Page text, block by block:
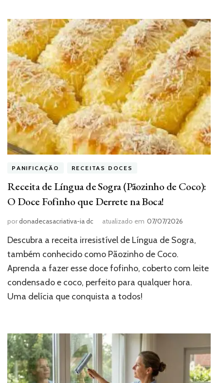
PANIFICAÇÃO RECEITAS DOCES
Receita de Língua de Sogra (Pãozinho de Coco):
O Doce Fofinho que Derrete na Boca!
pordonadecasacriativa-ia dc atualizado em 07/07/2026
Descubra a receita irresistível de Língua de Sogra,
também conhecido como Pãozinho de Coco.
Aprenda a fazer esse doce fofinho, coberto com leite
condensado e coco, perfeito para qualquer hora.
Uma delícia que conquista a todos!